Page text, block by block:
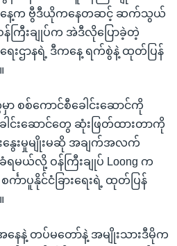
ြာနေ့က ဗွီဒီယိုကနေတဆင့် ဆက်သွယ်
န်ကြီးချုပ်က အဲဒီလိုပြောခဲ့တဲ့
းရေးဌာနရဲ့ ဒီကနေ့ ရက်စွဲနဲ့ ထုတ်ပြန်
စစ်ကောင်စီခေါင်းဆောင်ကို
င်းဆောင်တွေ ဆုံးဖြတ်ထားတာကို
နွေးမှုမျိုးမဆို အချက်အလက်
မယ်လို့ ဝန်ကြီးချုပ် Loong က
ကာပူနိုင်ငံခြားရေးရဲ့ ထုတ်ပြန်
ေနဲ့ တပ်မတော်နဲ့ အမျိုးသားဒီမိုက